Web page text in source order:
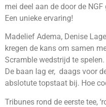
mei deel aan de door de
Een unieke ervaring!
Madelief Adema, Denise
kregen de kans om samen
Scramble wedstrijd te spelen.
De baan lag er, daags voor
abslotute topstaat bij. Hoe
Tribunes rond de eerste tee,